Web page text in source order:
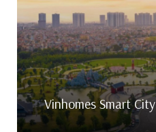
Vinhomes Smart City